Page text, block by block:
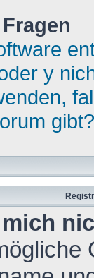
y
gibt?